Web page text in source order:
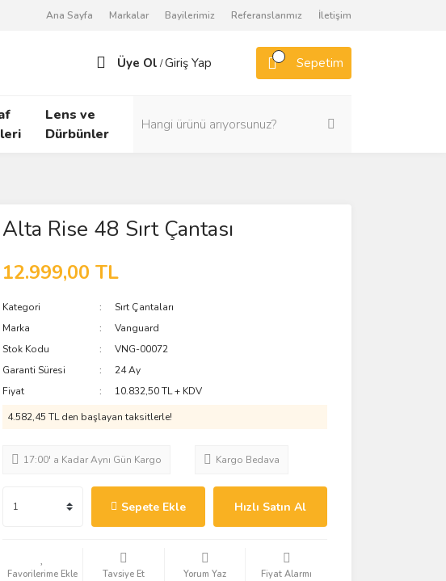
Ana Sayfa Markalar Bayilerimiz Referanslarımız İletişim
Üye Ol /Giriş Yap Sepetim
Lens ve
Dürbünler
Alta Rise 48 Sırt Çantası
12.999,00 TL
Kategori
Sırt Çantaları
Marka
Vanguard
Stok Kodu
VNG-00072
Garanti Süresi
24 Ay
Fiyat
10.832,50 TL + KDV
4.582,45 TL den başlayan taksitlerle!
17:00' a Kadar Aynı Gün Kargo Kargo Bedava
Sepete Ekle Hızlı Satın Al
Tavsiye Et Yorum Yaz Fiyat Alarmı